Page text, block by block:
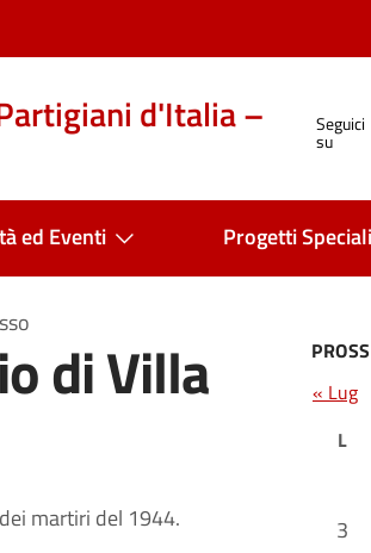
d'Italia – Seguici
su
ed Eventi Progetti Speciali
di Villa
martiri del 1944.
L
3
« Lug